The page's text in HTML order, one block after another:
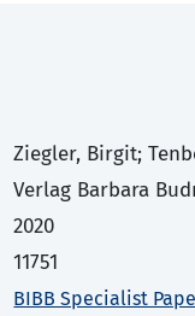
Ziegler, Birgit;
Verlag Barbara
2020
11751
BIBB Specialist